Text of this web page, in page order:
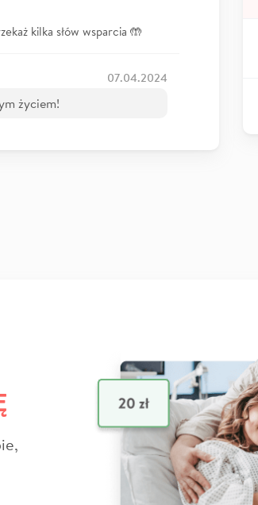
kilka słów wsparcia 🤲
07.04.2024
życiem!